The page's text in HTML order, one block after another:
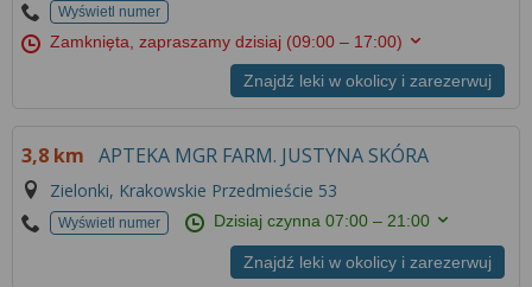
Wyświetl numer
Zamknięta, zapraszamy dzisiaj (09:00 – 17:00)
Znajdź leki w okolicy i zarezerwuj
3,8 km APTEKA MGR FARM. JUSTYNA SKÓRA
Zielonki, Krakowskie Przedmieście 53
Wyświetl numer Dzisiaj czynna07:00 – 21:00
Znajdź leki w okolicy i zarezerwuj